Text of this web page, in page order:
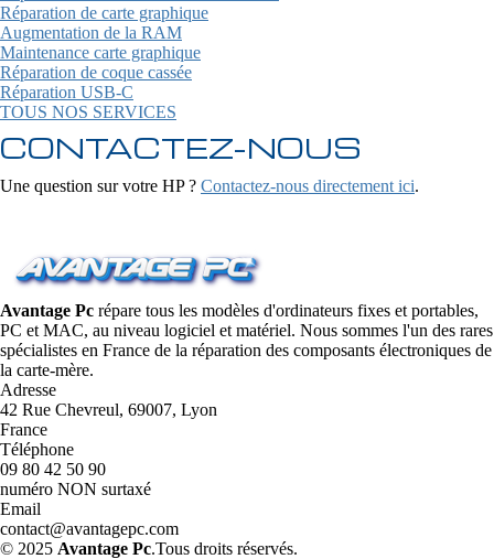
Réparation de carte graphique
Augmentation de la RAM
Maintenance carte graphique
Réparation de coque cassée
Réparation USB-C
TOUS NOS SERVICES
CONTACTEZ-NOUS
Une question sur votre HP ? Contactez-nous directement ici.
Avantage Pc répare tous les modèles d'ordinateurs fixes et portables,
PC et MAC, au niveau logiciel et matériel. Nous sommes l'un des rares
spécialistes en France de la réparation des composants électroniques de
la carte-mère.
Adresse
42 Rue Chevreul, 69007, Lyon
France
Téléphone
09 80 42 50 90
numéro NON surtaxé
Email
contact@avantagepc.com
© 2025 Avantage Pc.Tous droits réservés.